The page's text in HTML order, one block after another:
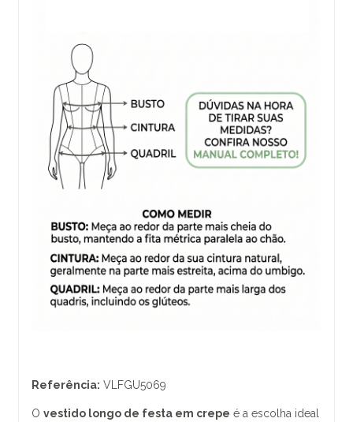
Referência: VLFGU5069
O vestido longo de festa em crepe é a escolha ideal